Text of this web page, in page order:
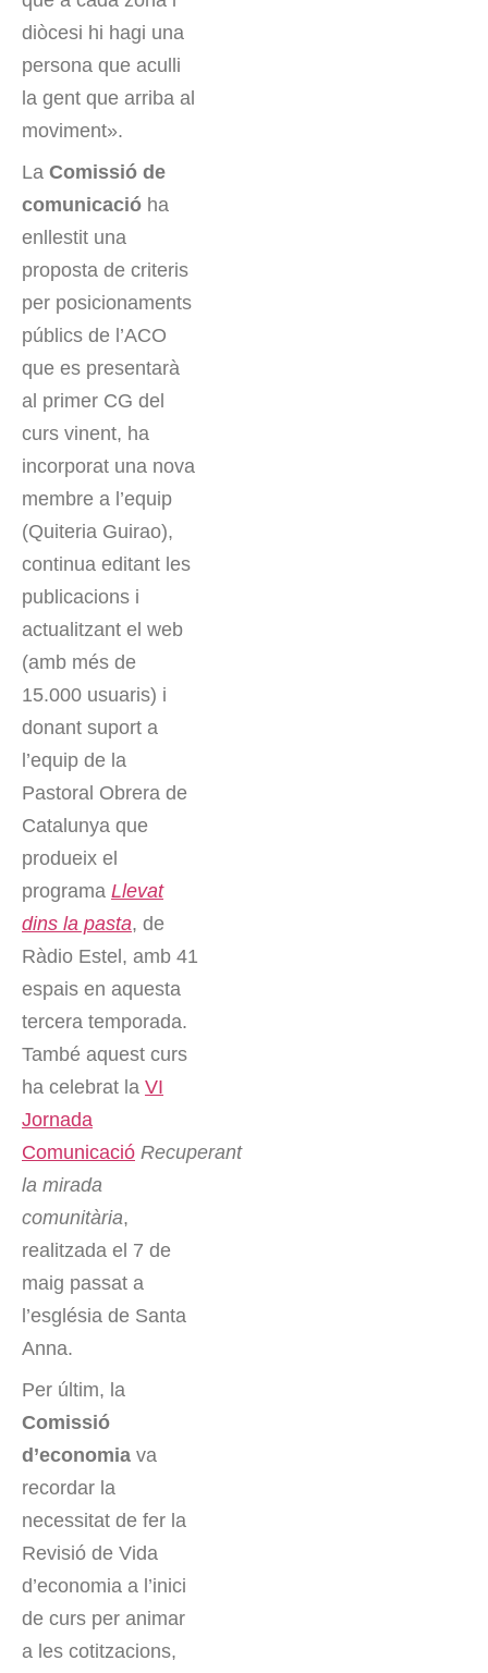
diòcesi hi hagi una
persona que aculli
la gent que arriba al
moviment».
La Comissió de
comunicació ha
enllestit una
proposta de criteris
per posicionaments
públics de l’ACO
que es presentarà
al primer CG del
curs vinent, ha
incorporat una nova
membre a l’equip
(Quiteria Guirao),
continua editant les
publicacions i
actualitzant el web
(amb més de
15.000 usuaris) i
donant suport a
l’equip de la
Pastoral Obrera de
Catalunya que
produeix el
programa Llevat
dins la pasta, de
Ràdio Estel, amb 41
espais en aquesta
tercera temporada.
També aquest curs
ha celebrat la VI
Jornada
Comunicació Recuperant
la mirada
comunitària,
realitzada el 7 de
maig passat a
l’església de Santa
Anna.
Per últim, la
Comissió
d’economia va
recordar la
necessitat de fer la
Revisió de Vida
d’economia a l’inici
de curs per animar
a les cotitzacions,